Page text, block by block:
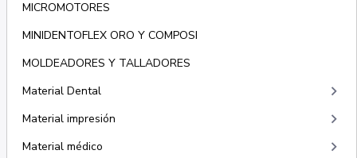
MICROMOTORES
MINIDENTOFLEX ORO Y COMPOSI
MOLDEADORES Y TALLADORES
Material Dental
keyboard_arrow_right
Material impresión keyboard_arrow_right
Material médico keyboard_arrow_right